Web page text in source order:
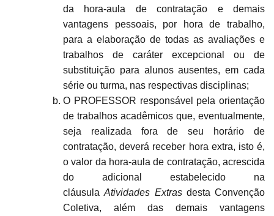
da hora-aula de contratação e demais
vantagens pessoais, por hora de trabalho,
para a elaboração de todas as avaliações e
trabalhos de caráter excepcional ou de
substituição para alunos ausentes, em cada
série ou turma, nas respectivas disciplinas;
O PROFESSOR responsável pela orientação
de trabalhos acadêmicos que, eventualmente,
seja realizada fora de seu horário de
contratação, deverá receber hora extra, isto é,
o valor da hora-aula de contratação, acrescida
do adicional estabelecido na
cláusulaAtividades Extras desta Convenção
Coletiva, além das demais vantagens